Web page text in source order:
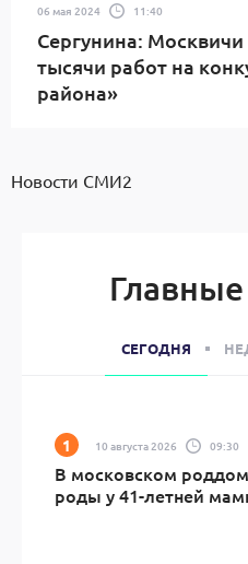
06 мая 2024 11:40
Сергунина:
тысячи работ на
района»
Новости СМИ2
СЕГОДНЯ
10 августа 2026 09:30
В московском
роды у 41-летней